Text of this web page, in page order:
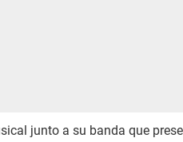
junto a su banda que